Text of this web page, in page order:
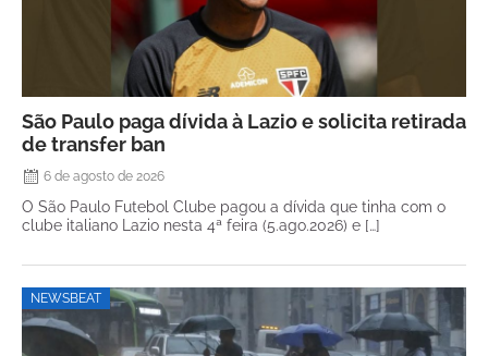
São Paulo paga dívida à Lazio e solicita retirada
de transfer ban
6 de agosto de 2026
O São Paulo Futebol Clube pagou a dívida que tinha com o
clube italiano Lazio nesta 4ª feira (5.ago.2026) e […]
NEWSBEAT